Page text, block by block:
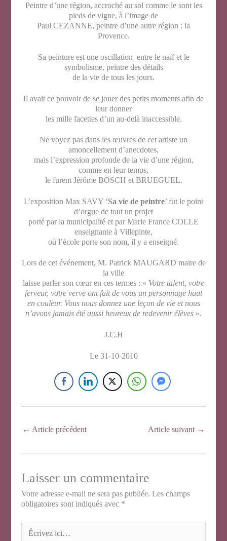
Peintre d’une région, accroché au sol comme le sont les
pieds de vigne, à l’image de
Paul CEZANNE, peintre d’une autre région : la
Provence.
Sa peinture est une oscillation entre le naïf et le
symbolisme, peintre des détails
de la vie de tous les jours.
Il avait ce pouvoir de se jouer des petits moments afin de
leur donner
les mille facettes d’un au-delà inaccessible.
Ne voyez pas dans les œuvres de cet artiste un
amoncellement d’anecdotes,
mais l’expression profonde de la vie d’une région,
comme en leur temps,
le furent Jérôme BOSCH et BRUEGUEL.
L’exposition Max SAVY ‘Sa vie de peintre’ fut le point
d’orgue de tout un projet
porté par la municipalité et par Marie France COLLE
enseignante à Villepinte,
où l’école porte son nom, il y a enseigné.
Lors de cet événement, M. Patrick MAUGARD maire de
la ville
laisse parler son cœur en ces termes : « Votre talent, votre
ferveur, votre verve ont fait de vous un personnage haut
en couleur. Vous nous donnez une leçon de vie et nous
n’avons jamais été aussi heureux de redevenir élèves ».
J.C.H
Le 31-10-2010
← Article précédent Article suivant →
Laisser un commentaire
Votre adresse e-mail ne sera pas publiée. Les champs
obligatoires sont indiqués avec *
ici…